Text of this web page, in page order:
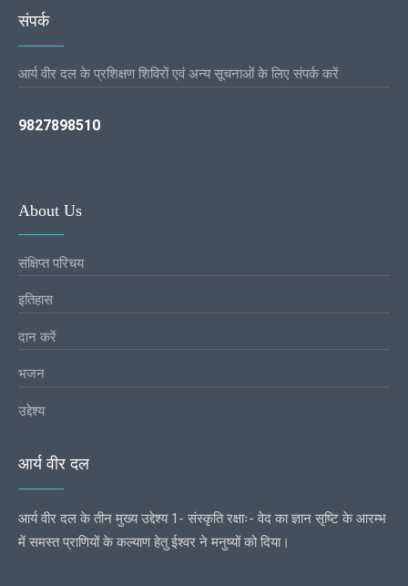
संपर्क
आर्य वीर दल के प्रशिक्षण शिविरों एवं अन्य सूचनाओं के लिए संपर्क करें
9827898510
About Us
संक्षिप्त परिचय
इतिहास
दान करें
भजन
उद्देश्य
आर्य वीर दल
आर्य वीर दल के तीन मुख्य उद्देश्य 1- संस्कृति रक्षाः- वेद का ज्ञान सृष्टि के आरम्भ
में समस्त प्राणियों के कल्याण हेतु ईश्वर ने मनुष्यों को दिया।